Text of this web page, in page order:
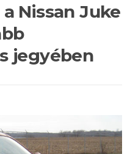
Nissan Juke
jegyében